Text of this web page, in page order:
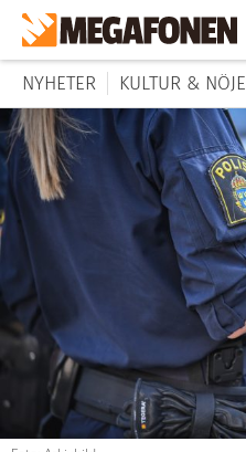
NYHETER KULTUR & NÖJE